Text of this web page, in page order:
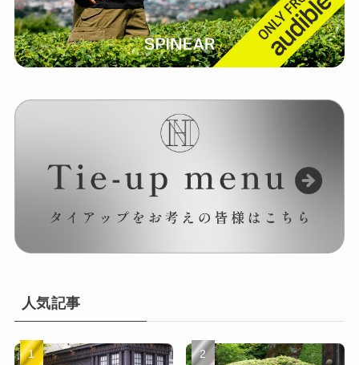
人気記事